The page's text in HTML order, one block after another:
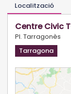
Localització
Centre Civic
Pl. Tarragonès
Tarragona